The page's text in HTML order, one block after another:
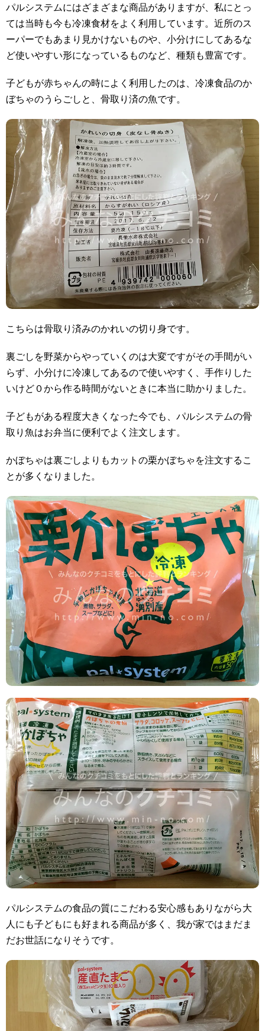
パルシステムにはざまざまな商品がありますが、私にとっ
ては当時も今も冷凍食材をよく利用しています。近所のス
ーパーでもあまり見かけないものや、小分けにしてあるな
ど使いやすい形になっているものなど、種類も豊富です。
子どもが赤ちゃんの時によく利用したのは、冷凍食品のか
ぼちゃのうらごしと、骨取り済の魚です。
こちらは骨取り済みのかれいの切り身です。
裏ごしを野菜からやっていくのは大変ですがその手間がい
らず、小分けに冷凍してあるので使いやすく、手作りした
いけど０から作る時間がないときに本当に助かりました。
子どもがある程度大きくなった今でも、パルシステムの骨
取り魚はお弁当に便利でよく注文します。
かぼちゃは裏ごしよりもカットの栗かぼちゃを注文するこ
とが多くなりました。
パルシステムの食品の質にこだわる安心感もありながら大
人にも子どもにも好まれる商品が多く、我が家ではまだま
だお世話になりそうです。